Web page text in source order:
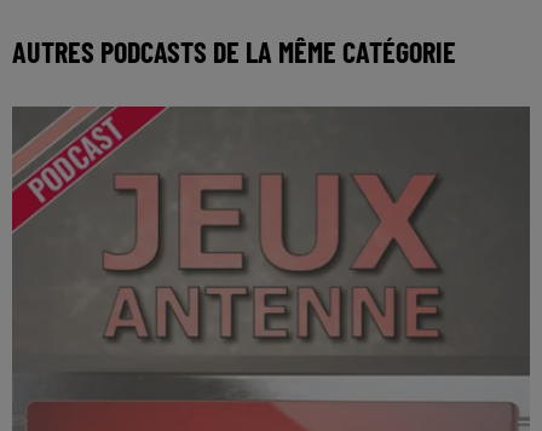
AUTRES PODCASTS DE LA MÊME CATÉGORIE